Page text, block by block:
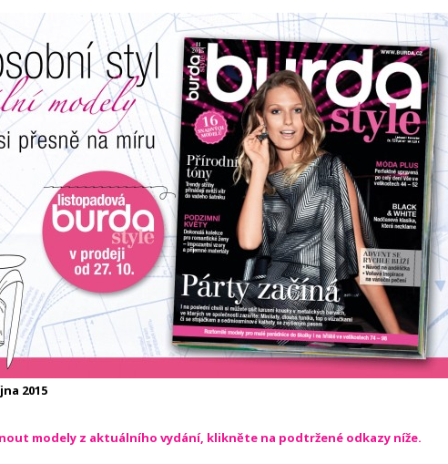
2015
modely z aktuálního vydání, klikněte na podtržené odkazy níže.